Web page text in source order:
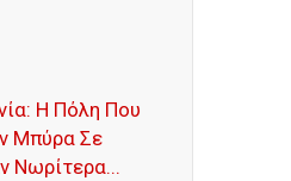
Η Πόλη Που
Μπύρα Σε
Νωρίτερα...